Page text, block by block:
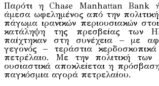
Παρότι η Chase Manhattan Bank
άμεσα ωφελημένος από την
πάγωμα ιρανικών περιουσιακών
κατάληψη της πρεσβείας των
παίχτηκαν στη συνέχεια – με
γεγονός – τεράστια κερδοσκοπικά
πετρέλαιο. Με την πολιτική
ουσιαστικά αποκλείεται η
παγκόσμια αγορά πετρελαίου.